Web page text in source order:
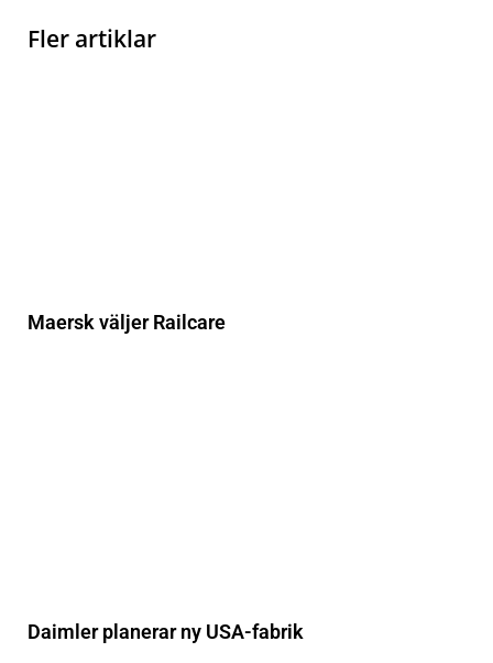
Fler artiklar
Maersk väljer Railcare
Daimler planerar ny USA-fabrik